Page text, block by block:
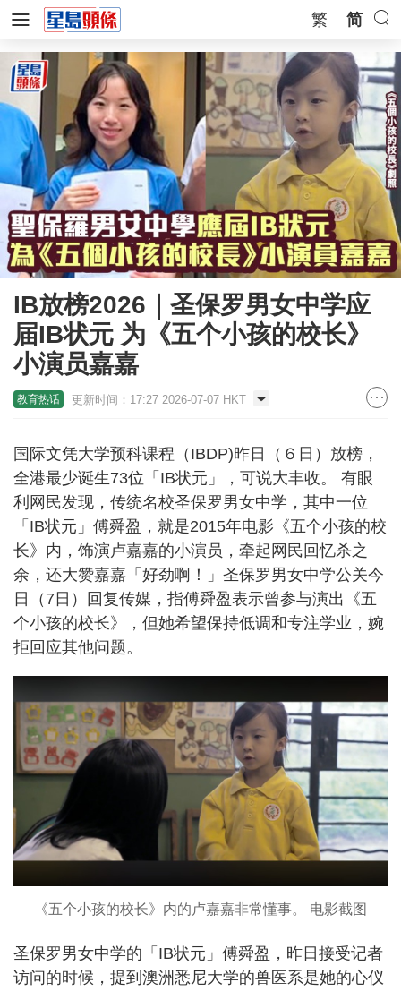
繁 简
IB放榜2026｜圣保罗男女中学应
届IB状元 为《五个小孩的校长》
小演员嘉嘉
教育热话 更新时间：17:27 2026-07-07 HKT
国际文凭大学预科课程（IBDP)昨日（６日）放榜，
全港最少诞生73位「IB状元」，可说大丰收。 有眼
利网民发现，传统名校圣保罗男女中学，其中一位
「IB状元」傅舜盈，就是2015年电影《五个小孩的校
长》内，饰演卢嘉嘉的小演员，牵起网民回忆杀之
余，还大赞嘉嘉「好劲啊！」圣保罗男女中学公关今
日（7日）回复传媒，指傅舜盈表示曾参与演出《五
个小孩的校长》，但她希望保持低调和专注学业，婉
拒回应其他问题。
《五个小孩的校长》内的卢嘉嘉非常懂事。 电影截图
圣保罗男女中学的「IB状元」傅舜盈，昨日接受记者
访问的时候，提到澳洲悉尼大学的兽医系是她的心仪